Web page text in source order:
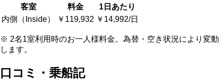
客室 料金
1日あたり
内側（Inside）
￥119,932 ￥14,992/日
※ 2名1室利用時のお一人様料金。為替・空き状況により変動
します。
口コミ・乗船記